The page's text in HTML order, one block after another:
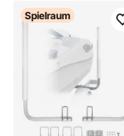
Spielraum